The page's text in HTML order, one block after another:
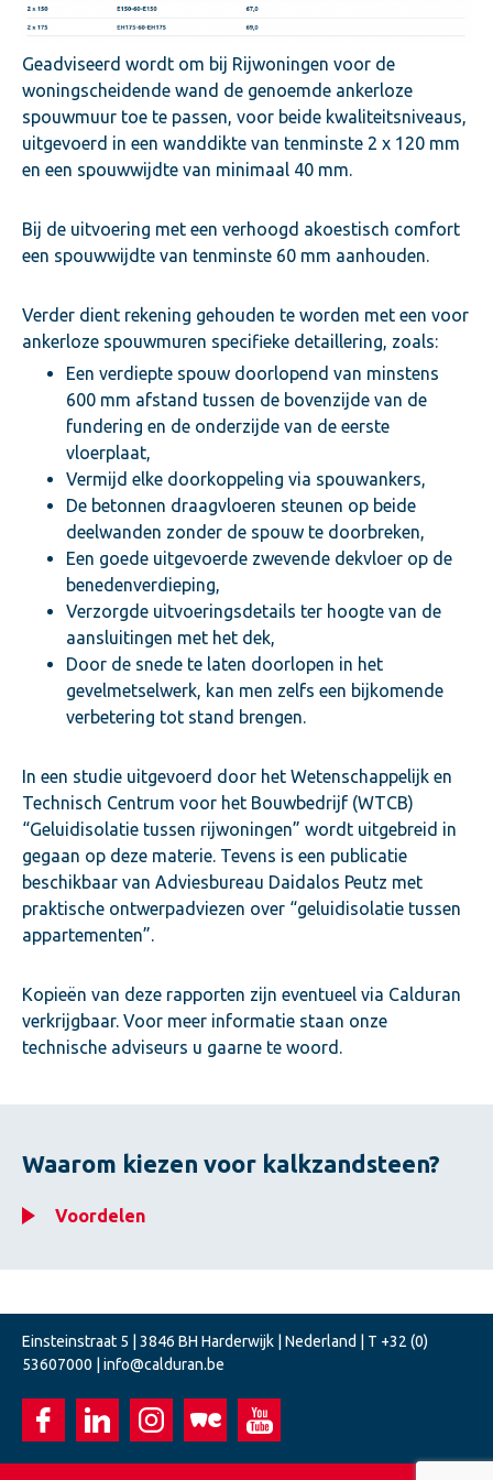
Geadviseerd wordt om bij Rijwoningen voor de
woningscheidende wand de genoemde ankerloze
spouwmuur toe te passen, voor beide kwaliteitsniveaus,
uitgevoerd in een wanddikte van tenminste 2 x 120 mm
en een spouwwijdte van minimaal 40 mm.
Bij de uitvoering met een verhoogd akoestisch comfort
een spouwwijdte van tenminste 60 mm aanhouden.
Verder dient rekening gehouden te worden met een voor
ankerloze spouwmuren specifieke detaillering, zoals:
Een verdiepte spouw doorlopend van minstens
600 mm afstand tussen de bovenzijde van de
fundering en de onderzijde van de eerste
vloerplaat,
Vermijd elke doorkoppeling via spouwankers,
De betonnen draagvloeren steunen op beide
deelwanden zonder de spouw te doorbreken,
Een goede uitgevoerde zwevende dekvloer op de
benedenverdieping,
Verzorgde uitvoeringsdetails ter hoogte van de
aansluitingen met het dek,
Door de snede te laten doorlopen in het
gevelmetselwerk, kan men zelfs een bijkomende
verbetering tot stand brengen.
In een studie uitgevoerd door het Wetenschappelijk en
Technisch Centrum voor het Bouwbedrijf (WTCB)
“Geluidisolatie tussen rijwoningen” wordt uitgebreid in
gegaan op deze materie. Tevens is een publicatie
beschikbaar van Adviesbureau Daidalos Peutz met
praktische ontwerpadviezen over “geluidisolatie tussen
appartementen”.
Kopieën van deze rapporten zijn eventueel via Calduran
verkrijgbaar. Voor meer informatie staan onze
technische adviseurs u gaarne te woord.
Waarom kiezen voor kalkzandsteen?
Voordelen
Einsteinstraat 5 | 3846 BH Harderwijk | Nederland | T +32 (0)
53607000 | info@calduran.be